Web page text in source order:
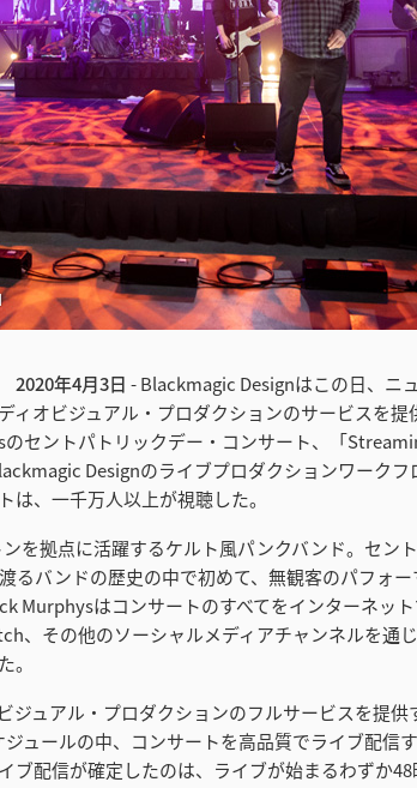
2020年4月3日 - Blackmagic Designはこの日、ニ
ィオビジュアル・プロダクションのサービスを提
セントパトリックデー・コンサート、「
Designのライブプロダクションワークフ
は、一千万人以上が視聴した。
を拠点に活躍するケルト風パンクバンド。セン
るバンドの歴史の中で初めて、無観客のパフォー
Murphysはコンサートのすべてをインターネッ
、その他のソーシャルメディアチャンネルを通
。
ジュアル・プロダクションのフルサービスを提供
ュールの中、コンサートを高品質でライブ配信
ブ配信が確定したのは、ライブが始まるわずか48